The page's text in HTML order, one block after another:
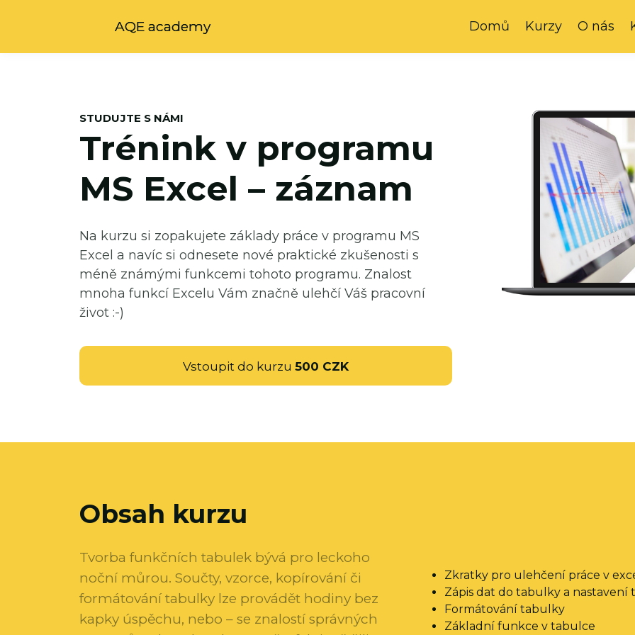
AQE academy Domů Kurzy O nás
STUDUJTE S NÁMI
Trénink v programu
MS Excel – záznam
Na kurzu si zopakujete základy práce v programu MS
Excel a navíc si odnesete nové praktické zkušenosti s
méně známými funkcemi tohoto programu. Znalost
mnoha funkcí Excelu Vám značně ulehčí Váš pracovní
život :-)
Vstoupit do kurzu 500 CZK
Obsah kurzu
Tvorba funkčních tabulek bývá pro leckoho
noční můrou. Součty, vzorce, kopírování či
formátování tabulky lze provádět hodiny bez
kapky úspěchu, nebo – se znalostí správných
Zkratky pro ulehčení práce v
Zápis dat do tabulky a nastavení
Formátování tabulky
Základní funkce v tabulce